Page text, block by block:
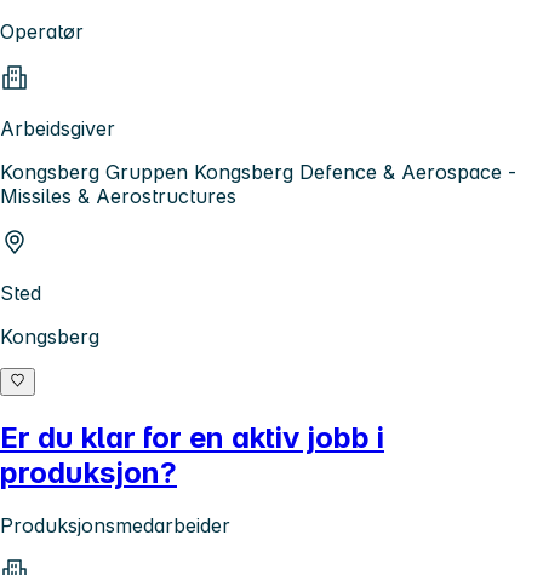
Operatør
Arbeidsgiver
Kongsberg Gruppen Kongsberg Defence & Aerospace -
Missiles & Aerostructures
Sted
Kongsberg
Er du klar for en aktiv jobb i
produksjon?
Produksjonsmedarbeider